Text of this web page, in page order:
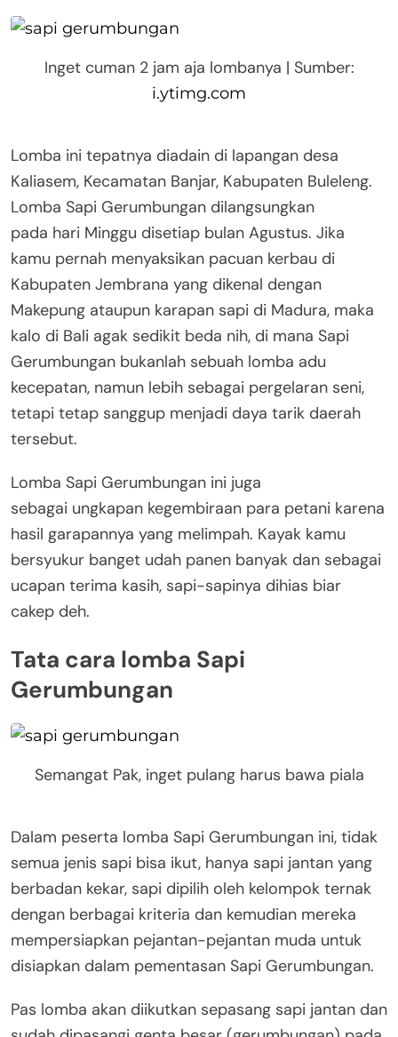
Inget cuman 2 jam aja lombanya | Sumber:
i.ytimg.com
Lomba ini tepatnya diadain di lapangan desa
Kaliasem, Kecamatan Banjar, Kabupaten Buleleng.
Lomba Sapi Gerumbungan dilangsungkan
pada hari Minggu disetiap bulan Agustus. Jika
kamu pernah menyaksikan pacuan kerbau di
Kabupaten Jembrana yang dikenal dengan
Makepung ataupun karapan sapi di Madura, maka
kalo di Bali agak sedikit beda nih, di mana Sapi
Gerumbungan bukanlah sebuah lomba adu
kecepatan, namun lebih sebagai pergelaran seni,
tetapi tetap sanggup menjadi daya tarik daerah
tersebut.
Lomba Sapi Gerumbungan ini juga
sebagai ungkapan kegembiraan para petani karena
hasil garapannya yang melimpah. Kayak kamu
bersyukur banget udah panen banyak dan sebagai
ucapan terima kasih, sapi-sapinya dihias biar
cakep deh.
Tata cara lomba Sapi
Gerumbungan
Semangat Pak, inget pulang harus bawa piala
Dalam peserta lomba Sapi Gerumbungan ini, tidak
semua jenis sapi bisa ikut, hanya sapi jantan yang
berbadan kekar, sapi dipilih oleh kelompok ternak
dengan berbagai kriteria dan kemudian mereka
mempersiapkan pejantan-pejantan muda untuk
disiapkan dalam pementasan Sapi Gerumbungan.
Pas lomba akan diikutkan sepasang sapi jantan dan